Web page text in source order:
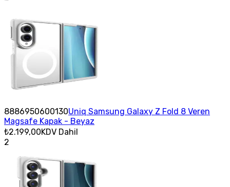
8886950600130Uniq Samsung Galaxy Z Fold 8 Veren
Magsafe Kapak - Beyaz
₺2.199,00KDV Dahil
2